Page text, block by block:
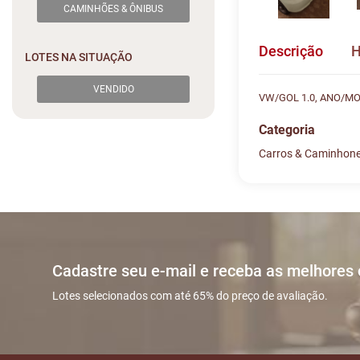
CAMINHÕES & ÔNIBUS
LOTES NA SITUAÇÃO
VENDIDO
Descrição
VW/GOL 1.0, ANO/
Categoria
Carros &
# DATA/
2 09/06
10/06
Sua dúvida
Nome
Cadastre seu e-mail e receba as
Lotes selecionados com até 65% do preço de avaliação.